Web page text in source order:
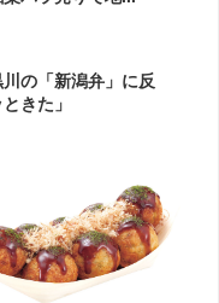
の「新潟弁」に反
きた」